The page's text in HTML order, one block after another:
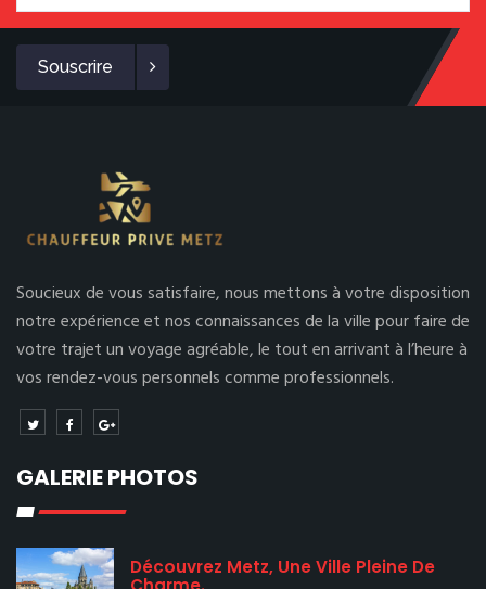
Souscrire
Soucieux de vous satisfaire, nous mettons à votre disposition
notre expérience et nos connaissances de la ville pour faire de
votre trajet un voyage agréable, le tout en arrivant à l’heure à
vos rendez-vous personnels comme professionnels.
GALERIE PHOTOS
Découvrez Metz, Une Ville Pleine De